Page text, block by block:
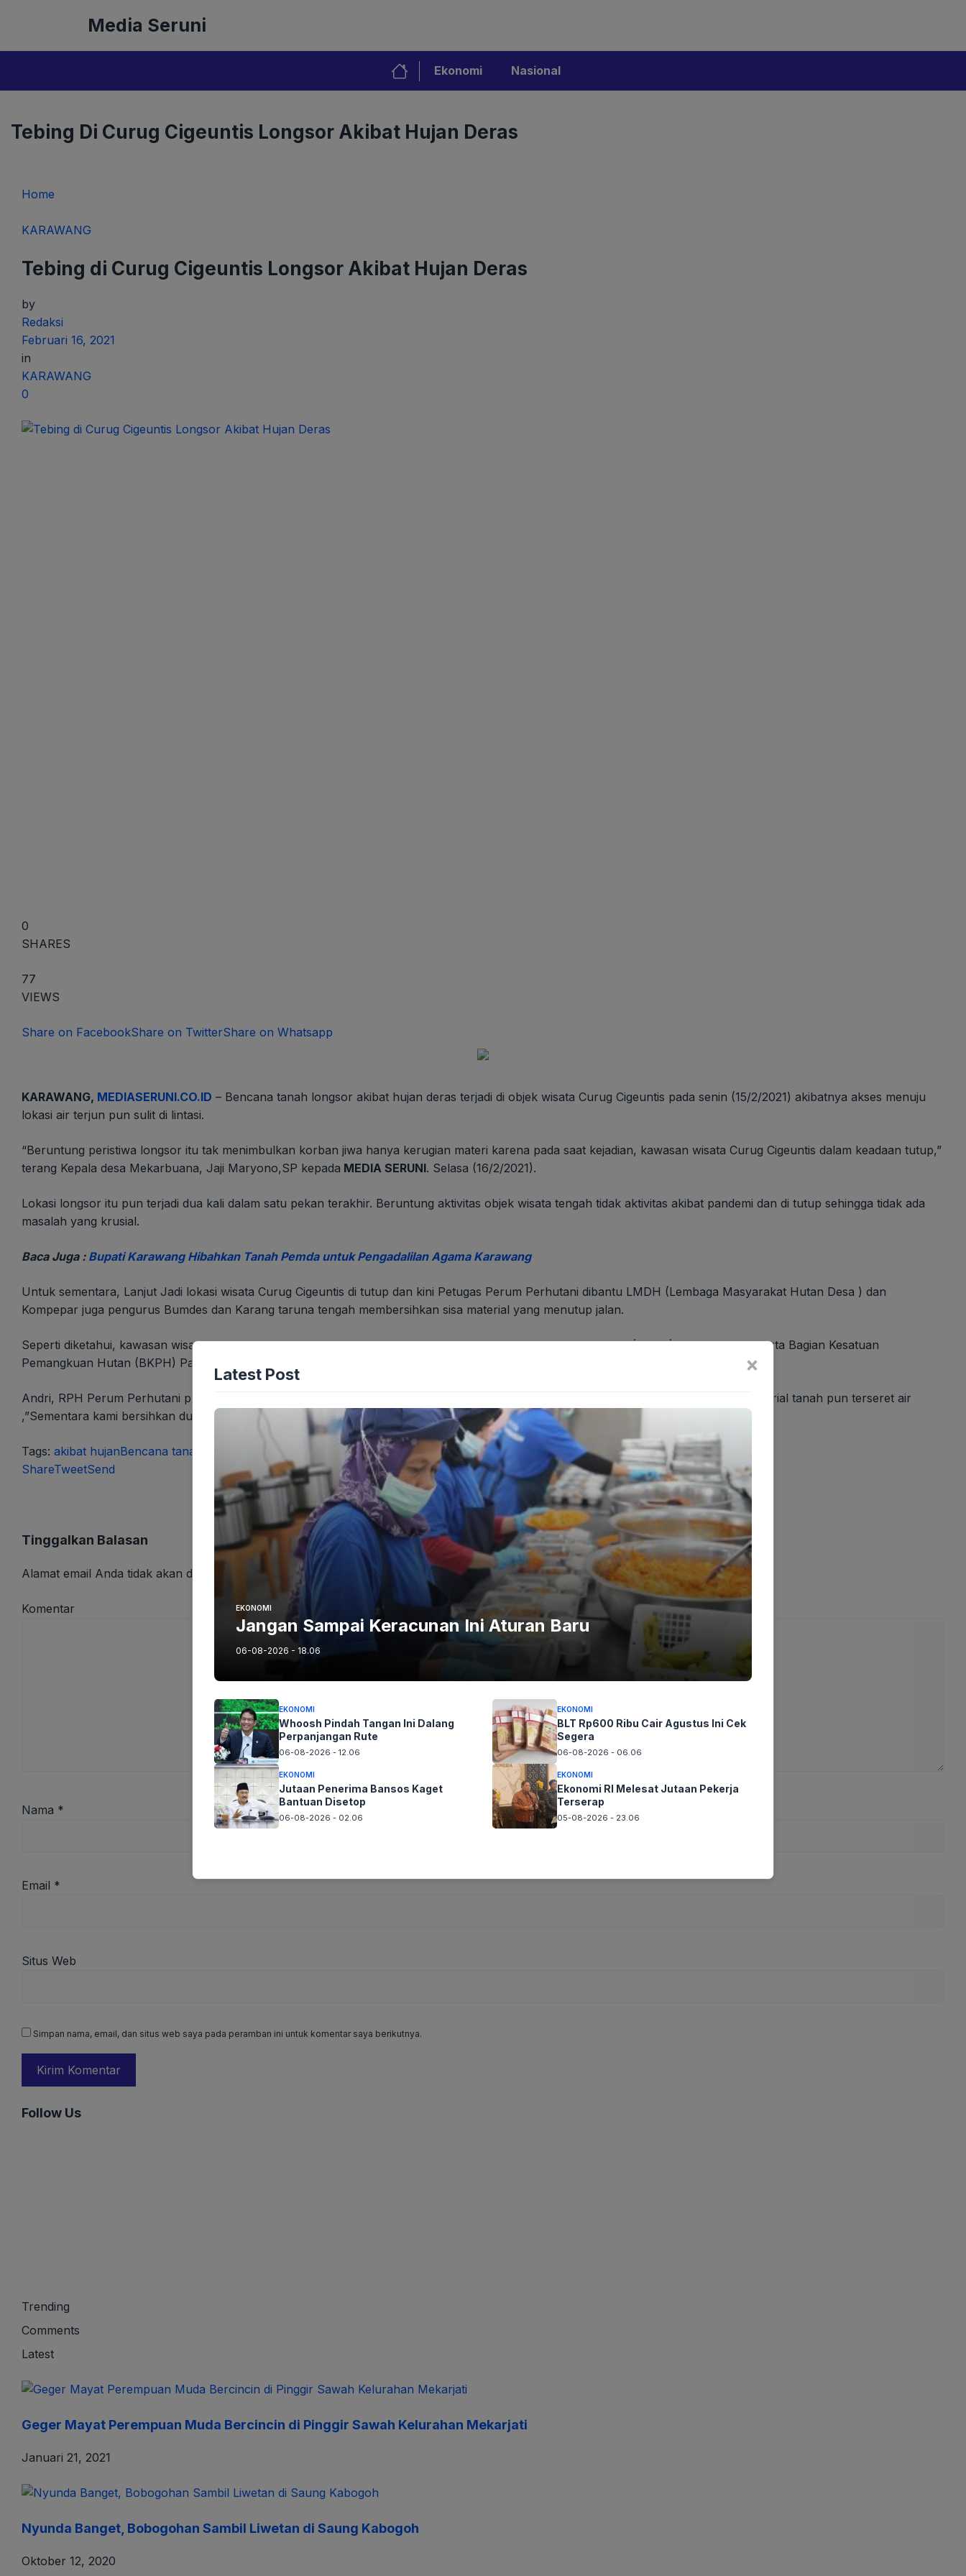
Media Seruni
Ekonomi Nasional
Tebing Di Curug Cigeuntis Longsor Akibat Hujan Deras
Home
KARAWANG
Tebing di Curug Cigeuntis Longsor Akibat Hujan Deras
by
Redaksi
Februari 16, 2021
in
KARAWANG
0
0
SHARES
77
VIEWS
Share on FacebookShare on TwitterShare on Whatsapp
KARAWANG, MEDIASERUNI.CO.ID – Bencana tanah longsor akibat hujan deras terjadi di objek wisata Curug Cigeuntis pada senin (15/2/2021) akibatnya akses menuju
lokasi air terjun pun sulit di lintasi.
“Beruntung peristiwa longsor itu tak menimbulkan korban jiwa hanya kerugian materi karena pada saat kejadian, kawasan wisata Curug Cigeuntis dalam keadaan tutup,”
terang Kepala desa Mekarbuana, Jaji Maryono,SP kepada MEDIA SERUNI. Selasa (16/2/2021).
Lokasi longsor itu pun terjadi dua kali dalam satu pekan terakhir. Beruntung aktivitas objek wisata tengah tidak aktivitas akibat pandemi dan di tutup sehingga tidak ada
masalah yang krusial.
Baca Juga : Bupati Karawang Hibahkan Tanah Pemda untuk Pengadalilan Agama Karawang
Untuk sementara, Lanjut Jadi lokasi wisata Curug Cigeuntis di tutup dan kini Petugas Perum Perhutani dibantu LMDH (Lembaga Masyarakat Hutan Desa ) dan
Kompepar juga pengurus Bumdes dan Karang taruna tengah membersihkan sisa material yang menutup jalan.
Seperti diketahui, kawasan wisata Curug Cigeuntis merupakan wilayah kerja Kepala Resort Pemangkuan Hutan (KRPH) Cigunung Sari serta Bagian Kesatuan
Pemangkuan Hutan (BKPH) Pangkalan atau tepatnya di Desa Mekar Buana Kecamatan Tegalwaru Kabupaten Karawang.
Andri, RPH Perum Perhutani pun mengungkapkan, Tebing tanah itu memang konturnya lembek dan akibatnya karena hujan deras ,material tanah pun terseret air
,”Sementara kami bersihkan dulu kang sampai benar-benar aman,” Tutupnya.( YFN )
Tags: akibat hujanBencana tanah longsor karawangtak menimbulkan korban jiwawisata Curug Cigeuntis
ShareTweetSend
Tinggalkan Balasan
Alamat email Anda tidak akan dipublikasikan.Ruas yang wajib ditandai
Komentar
Nama *
Email *
Situs Web
Simpan nama, email, dan situs web saya pada peramban ini untuk komentar saya berikutnya.
Follow Us
Trending
Comments
Latest
Geger Mayat Perempuan Muda Bercincin di Pinggir Sawah Kelurahan Mekarjati
Januari 21, 2021
Nyunda Banget, Bobogohan Sambil Liwetan di Saung Kabogoh
Oktober 12, 2020
×
Latest Post
EKONOMI
Jangan Sampai Keracunan Ini Aturan Baru
06-08-2026 - 18.06
EKONOMI
Whoosh Pindah Tangan Ini Dalang
Perpanjangan Rute
06-08-2026 - 12.06
EKONOMI
BLT Rp600 Ribu Cair Agustus Ini Cek
Segera
06-08-2026 - 06.06
EKONOMI
Jutaan Penerima Bansos Kaget
Bantuan Disetop
06-08-2026 - 02.06
EKONOMI
Ekonomi RI Melesat Jutaan Pekerja
Terserap
05-08-2026 - 23.06